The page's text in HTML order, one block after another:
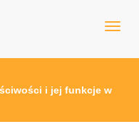
i jej funkcje w